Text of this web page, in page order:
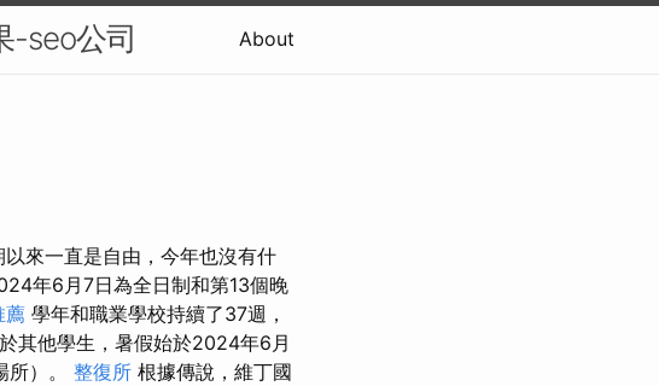
-seo公司 About
來一直是自由，今年也沒有什
年6月7日為全日制和第13個晚
薦 學年和職業學校持續了37週，
其他學生，暑假始於2024年6月
）。 整復所 根據傳說，維丁國